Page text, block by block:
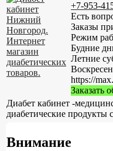
+7-953-
Есть
Заказы
Режим
Будние
Летние
https://
Заказать
Диабет кабинет -
диабетические продукты
Внимание